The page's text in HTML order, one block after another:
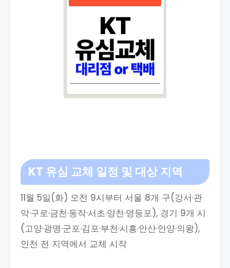
KT 유심 교체 일정 및 대상 지역
11월 5일(화) 오전 9시부터 서울 8개 구(강서·관
악·구로·금천·동작·서초·양천·영등포), 경기 9개 시
(고양·광명·군포·김포·부천·시흥·안산·안양·의왕),
인천 전 지역에서 교체 시작